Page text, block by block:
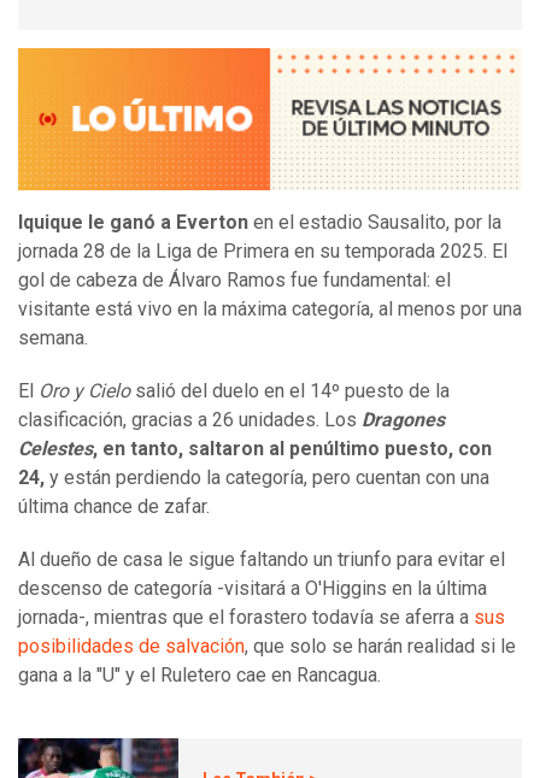
Iquique le ganó a Everton en el estadio Sausalito, por la
jornada 28 de la Liga de Primera en su temporada 2025. El
gol de cabeza de Álvaro Ramos fue fundamental: el
visitante está vivo en la máxima categoría, al menos por una
semana.
El Oro y Cielosalió del duelo en el 14º puesto de la
clasificación, gracias a 26 unidades. Los Dragones
Celestes, en tanto, saltaron al penúltimo puesto, con
24, y están perdiendo la categoría, pero cuentan con una
última chance de zafar.
Al dueño de casa le sigue faltando un triunfo para evitar el
descenso de categoría -visitará a O'Higgins en la última
jornada-, mientras que el forastero todavía se aferra a sus
posibilidades de salvación, que solo se harán realidad si le
gana a la "U" y el Ruletero cae en Rancagua.